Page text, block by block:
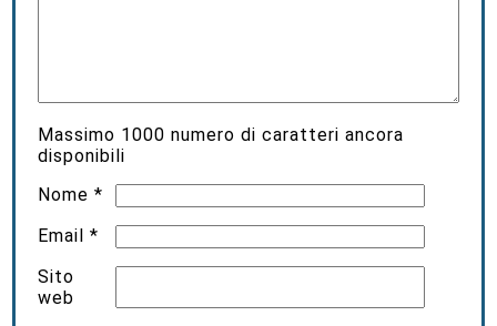
Massimo 1000 numero di caratteri ancora
disponibili
Nome*
Email*
Sito
web